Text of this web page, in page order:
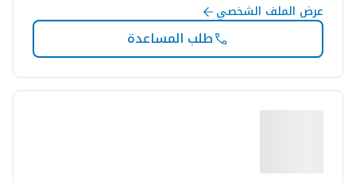
عرض الملف الشخصي
طلب المساعدة